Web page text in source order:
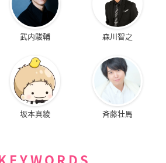
武内駿輔 森川智之
坂本真綾 斉藤壮馬